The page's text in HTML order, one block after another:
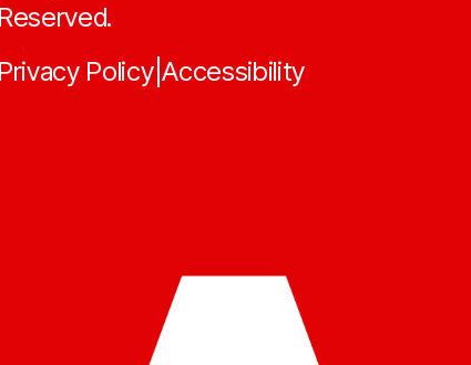
Reserved.
Privacy Policy|Accessibility